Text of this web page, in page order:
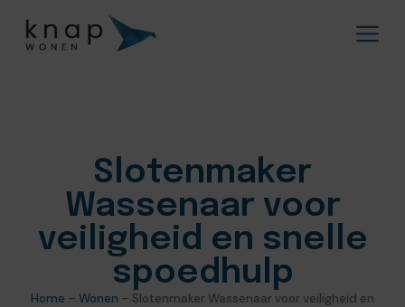
Slotenmaker
Wassenaar voor
veiligheid en snelle
spoedhulp
Home – Wonen – Slotenmaker Wassenaar voor veiligheid en